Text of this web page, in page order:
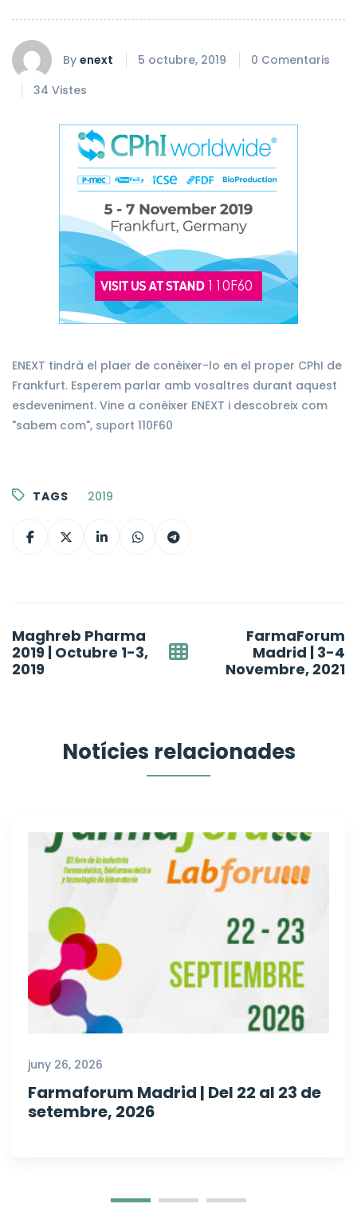
By enext 5 octubre, 2019
0 Comentaris
34 Vistes
ENEXT tindrà el plaer de conèixer-lo en el proper CPhI de
Frankfurt. Esperem parlar amb vosaltres durant aquest
esdeveniment. Vine a conèixer ENEXT i descobreix com
"sabem com", suport 110F60
TAGS 2019
navigation
Maghreb Pharma
2019 | Octubre 1-3,
2019
FarmaForum
Madrid | 3-4
Novembre, 2021
Notícies relacionades
juny 26, 2026
Farmaforum Madrid | Del 22 al 23 de
setembre, 2026